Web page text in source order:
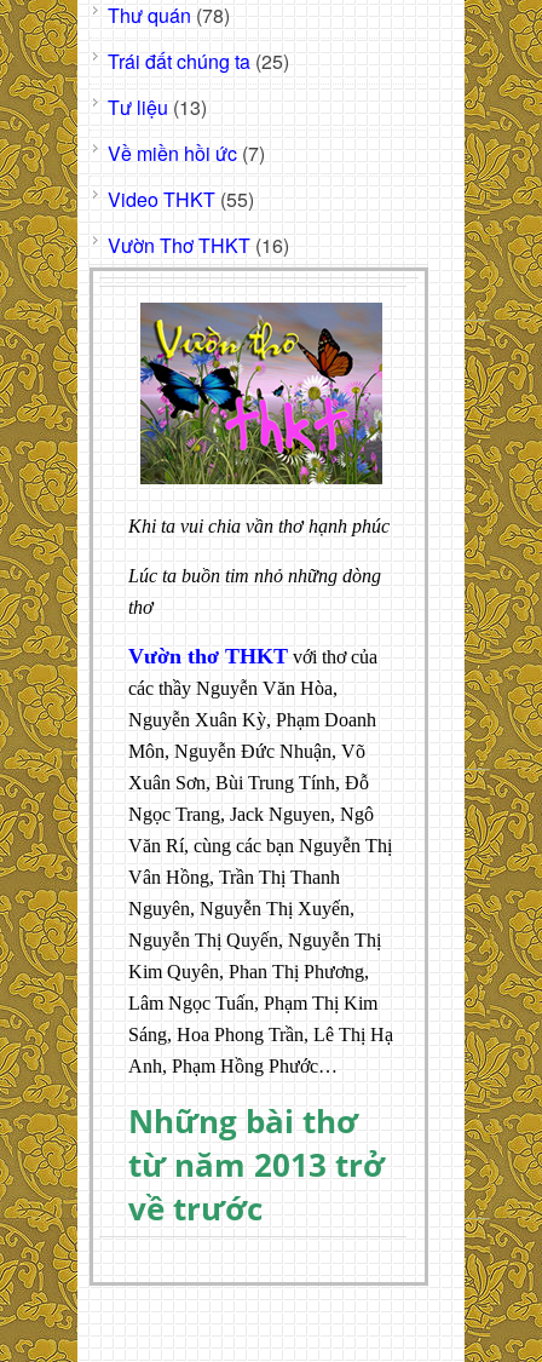
Thư quán (78)
Trái đất chúng ta (25)
Tư liệu (13)
Về miền hồi ức (7)
Video THKT (55)
Vườn Thơ THKT (16)
Khi ta vui chia vần thơ hạnh phúc
Lúc ta buồn tim nhỏ những dòng
thơ
Vườn thơ THKT với thơ của
các thầy Nguyễn Văn Hòa,
Nguyễn Xuân Kỳ, Phạm Doanh
Môn, Nguyễn Đức Nhuận, Võ
Xuân Sơn, Bùi Trung Tính, Đỗ
Ngọc Trang, Jack Nguyen, Ngô
Văn Rí, cùng các bạn Nguyễn Thị
Vân Hồng, Trần Thị Thanh
Nguyên, Nguyễn Thị Xuyến,
Nguyễn Thị Quyến, Nguyễn Thị
Kim Quyên, Phan Thị Phương,
Lâm Ngọc Tuấn, Phạm Thị Kim
Sáng, Hoa Phong Trần, Lê Thị Hạ
Anh, Phạm Hồng Phước…
Những bài thơ
từ năm 2013 trở
về trước